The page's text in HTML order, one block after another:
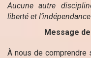
Aucune autre
liberté et
Message
À nous de comprendre